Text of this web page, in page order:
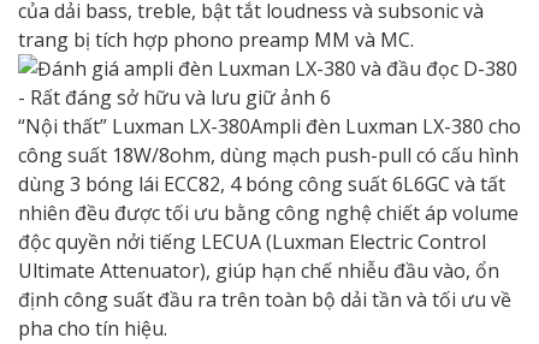
của dải bass, treble, bật tắt loudness và subsonic và
trang bị tích hợp phono preamp MM và MC.
“Nội thất” Luxman LX-380Ampli đèn Luxman LX-380 cho
công suất 18W/8ohm, dùng mạch push-pull có cấu hình
dùng 3 bóng lái ECC82, 4 bóng công suất 6L6GC và tất
nhiên đều được tối ưu bằng công nghệ chiết áp volume
độc quyền nởi tiếng LECUA (Luxman Electric Control
Ultimate Attenuator), giúp hạn chế nhiễu đầu vào, ổn
định công suất đầu ra trên toàn bộ dải tần và tối ưu về
pha cho tín hiệu.